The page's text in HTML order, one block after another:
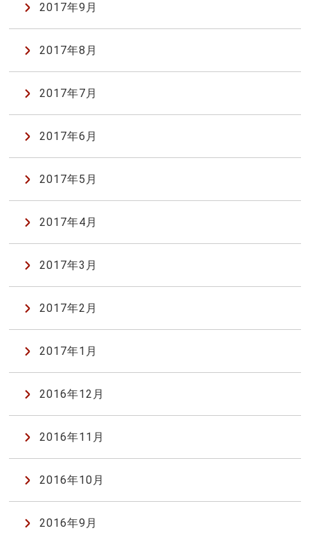
2017年9月
2017年8月
2017年7月
2017年6月
2017年5月
2017年4月
2017年3月
2017年2月
2017年1月
2016年12月
2016年11月
2016年10月
2016年9月